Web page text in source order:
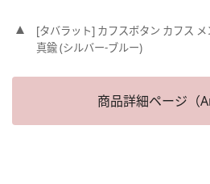
[タバラット] カフスボタン カフス
真鍮 (シルバー-ブルー)
商品詳細ページ（